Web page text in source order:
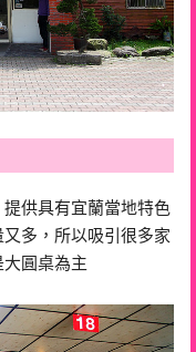
供具有宜蘭當地特色
多，所以吸引很多家
圓桌為主